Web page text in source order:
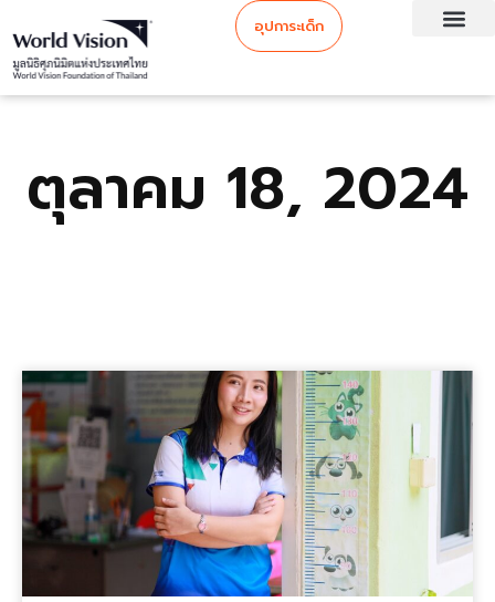
อุปการะเด็ก
ตุลาคม 18, 2024